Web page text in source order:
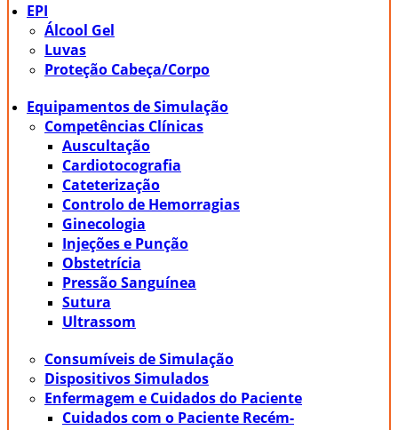
EPI
Álcool Gel
Luvas
Proteção Cabeça/Corpo
Equipamentos de Simulação
Competências Clínicas
Auscultação
Cardiotocografia
Cateterização
Controlo de Hemorragias
Ginecologia
Injeções e Punção
Obstetrícia
Pressão Sanguínea
Sutura
Ultrassom
Consumíveis de Simulação
Dispositivos Simulados
Enfermagem e Cuidados do Paciente
Cuidados com o Paciente Recém-